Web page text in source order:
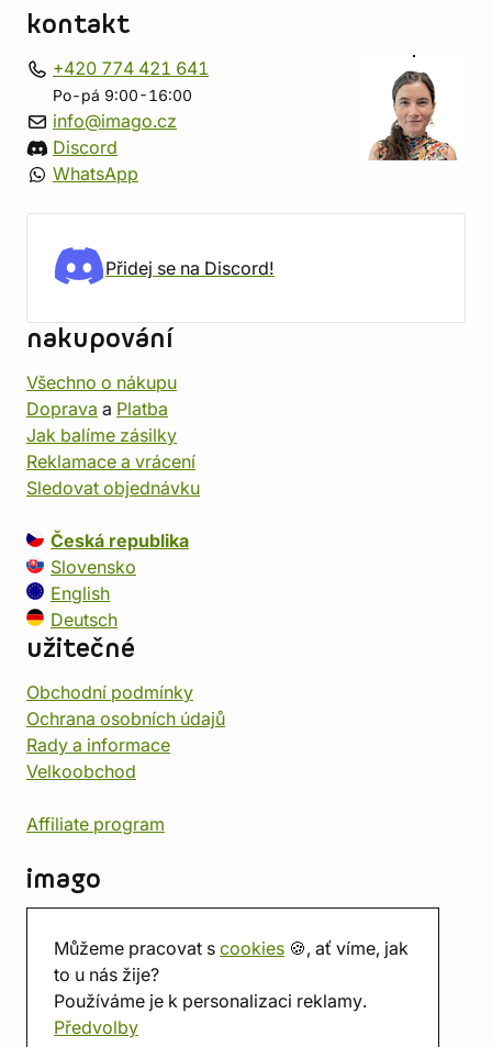
Můžeme pracovat s cookies 🍪, ať víme, jak
to u nás žije?
Používáme je k personalizaci reklamy.
Předvolby
kontakt
+420 774 421 641
Po-pá 9:00-16:00
info@imago.cz
Discord
WhatsApp
Přidej se na Discord!
nakupování
Všechno o nákupu
Doprava a Platba
Jak balíme zásilky
Reklamace a vrácení
Sledovat objednávku
Česká republika
Slovensko
English
Deutsch
užitečné
Obchodní podmínky
Ochrana osobních údajů
Rady a informace
Velkoobchod
Affiliate program
imago
Prodejna
Herna
O nás
Hodnocení obchodu